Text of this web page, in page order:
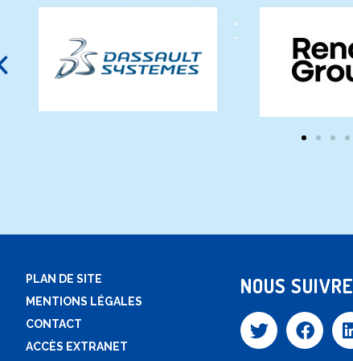
PLAN DE SITE
MENTIONS LÉGALES
CONTACT
ACCÈS EXTRANET
NOUS SUIVRE